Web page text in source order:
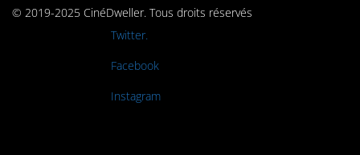
© 2019-2025 CinéDweller. Tous droits réservés
Twitter.
Facebook
Instagram